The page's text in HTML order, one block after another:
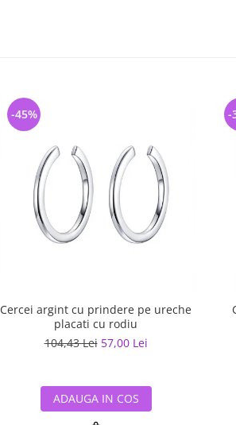
Cercei argint cu prindere pe ureche
placati cu rodiu
104,43 Lei 57,00 Lei
-45%
ADAUGA IN COS
-